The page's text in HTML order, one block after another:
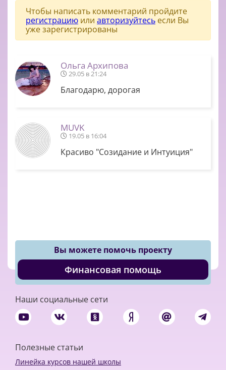
Чтобы написать комментарий пройдите
регистрацию или авторизуйтесь если Вы
уже зарегистрированы
Ольга Архипова
29.05 в 21:24
Благодарю, дорогая
MUVK
19.05 в 16:04
Красиво "Созидание и Интуиция"
Вы можете помочь проекту
Финансовая помощь
Наши социальные сети
Полезные статьи
Линейка курсов нашей школы